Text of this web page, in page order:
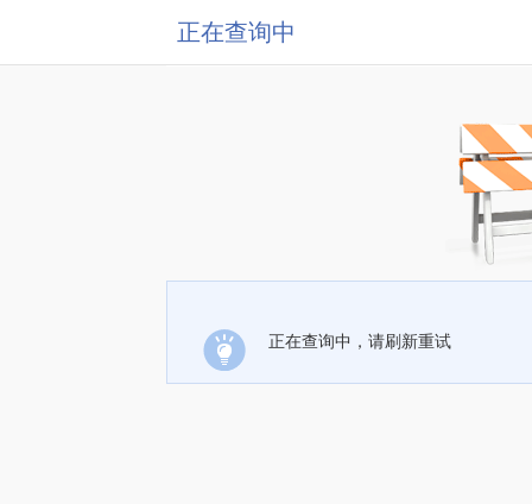
正在查询中
正在查询中，请刷新重试